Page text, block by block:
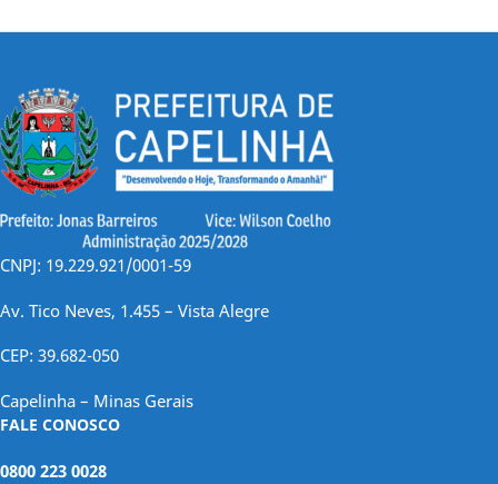
CNPJ: 19.229.921/0001-59
Av. Tico Neves, 1.455 – Vista Alegre
CEP: 39.682-050
Capelinha – Minas Gerais
FALE CONOSCO
0800 223 0028